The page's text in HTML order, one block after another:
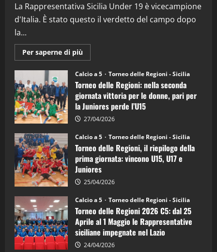
08/04/2026
La Rappresentativa Sicilia Under 19 è vicecampione
d'Italia. È stato questo il verdetto del campo dopo
la...
Per saperne di più
informazioni
Torneo
delle
Regioni
di
calcio
a
5:
la
Juniores
è
vicecampione
d’Italia
Calcio a 5 Torneo delle Regioni - Sicilia
Torneo delle Regioni: nella seconda
giornata vittoria per le donne, pari per
la Juniores perde l’U15
27/04/2026
Calcio a 5 Torneo delle Regioni - Sicilia
Torneo delle Regioni, il riepilogo della
prima giornata: vincono U15, U17 e
Juniores
25/04/2026
Calcio a 5 Torneo delle Regioni - Sicilia
Torneo delle Regioni 2026 C5: dal 25
Aprile al 1 Maggio le Rappresentative
siciliane impegnate nel Lazio
24/04/2026